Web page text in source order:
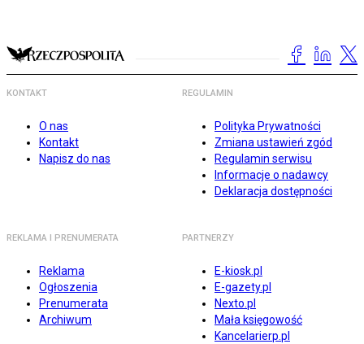
KONTAKT
O nas
Kontakt
Napisz do nas
REGULAMIN
Polityka Prywatności
Zmiana ustawień zgód
Regulamin serwisu
Informacje o nadawcy
Deklaracja dostępności
REKLAMA I PRENUMERATA
Reklama
Ogłoszenia
Prenumerata
Archiwum
PARTNERZY
E-kiosk.pl
E-gazety.pl
Nexto.pl
Mała księgowość
Kancelarierp.pl